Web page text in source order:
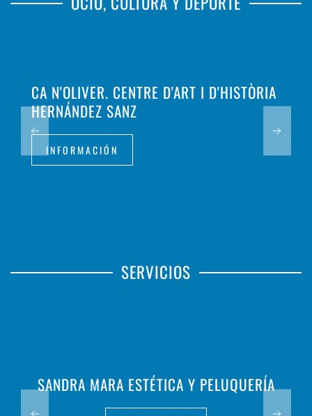
CA N'OLIVER. CENTRE D'ART I D'HISTÒRIA
HERNÁNDEZ SANZ
INFORMACIÓN
SERVICIOS
SANDRA MARA ESTÉTICA Y PELUQUERÍA